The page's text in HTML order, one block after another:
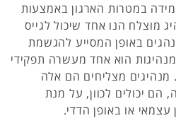
במטרות הארגון באמצעות
מוצלח הנו אחד שיכול לגייס
באופן המסייע להגשמת
הוא אחד מעשרה תפקידי
מנהיגים מצליחים הם אלה
הם יכולים לכוון, על מנת
או באופן הדדי.